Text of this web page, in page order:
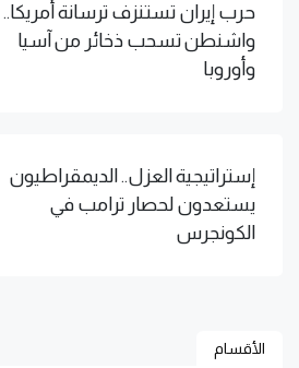
حرب إيران تستنزف ترسانة أمريكا..
واشنطن تسحب ذخائر من آسيا
وأوروبا
إستراتيجية العزل.. الديمقراطيون
يستعدون لحصار ترامب في
الكونجرس
الأقسام